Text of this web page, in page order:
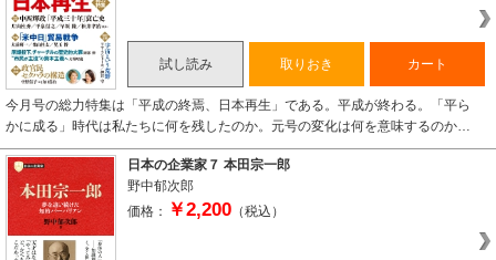
試し読み 取りおき カート
今月号の総力特集は「平成の終焉、日本再生」である。平成が終わる。「平ら
かに成る」時代は私たちに何を残したのか。元号の変化は何を意味するのか…
日本の企業家７ 本田宗一郎
野中郁次郎
価格：
￥2,200 （税込）